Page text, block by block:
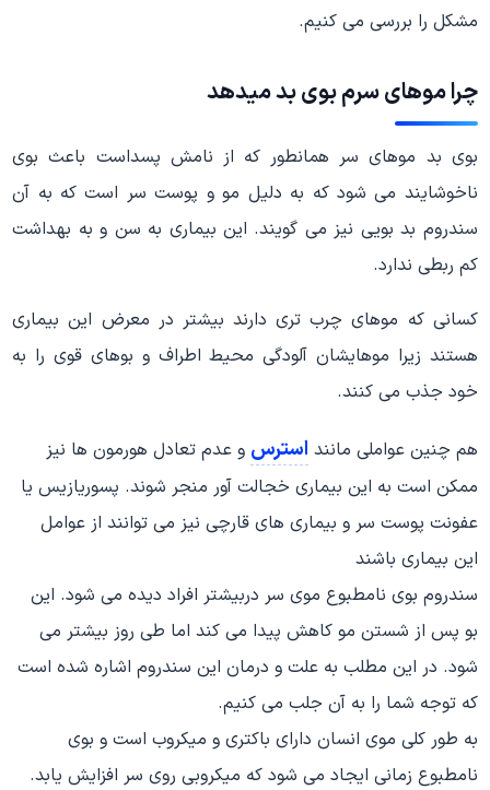
مشکل را بررسی می کنیم.
چرا موهای سرم بوی بد میدهد
بوی بد موهای سر همانطور که از نامش پسداست باعث بوی
ناخوشایند می شود که به دلیل مو و پوست سر است که به آن
سندروم بد بویی نیز می گویند. این بیماری به سن و به بهداشت
کم ربطی ندارد.
کسانی که موهای چرب تری دارند بیشتر در معرض این بیماری
هستند زیرا موهایشان آلودگی محیط اطراف و بوهای قوی را به
خود جذب می کنند.
هم چنین عواملی مانند استرس و عدم تعادل هورمون ها نیز
ممکن است به این بیماری خجالت آور منجر شوند. پسوریازیس یا
عفونت پوست سر و بیماری های قارچی نیز می توانند از عوامل
این بیماری باشند
سندروم بوی نامطبوع موی سر دربیشتر افراد دیده می شود. این
بو پس از شستن مو کاهش پیدا می کند اما طی روز بیشتر می
شود. در این مطلب به علت و درمان این سندروم اشاره شده است
که توجه شما را به آن جلب می کنیم.
به طور کلی موی انسان دارای باکتری و میکروب است و بوی
نامطبوع زمانی ایجاد می شود که میکروبی روی سر افزایش یابد.